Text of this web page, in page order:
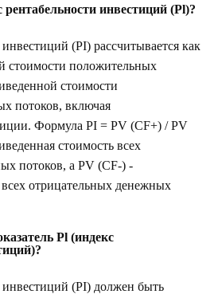
инвестиций (Pl)?
(PI) рассчитывается как
стоимости положительных
стоимости
потоков, включая
Формула PI = PV (CF+) / PV
стоимость всех
потоков, а PV (CF-) -
отрицательных денежных
Pl (индекс
инвестиций (PI) должен быть